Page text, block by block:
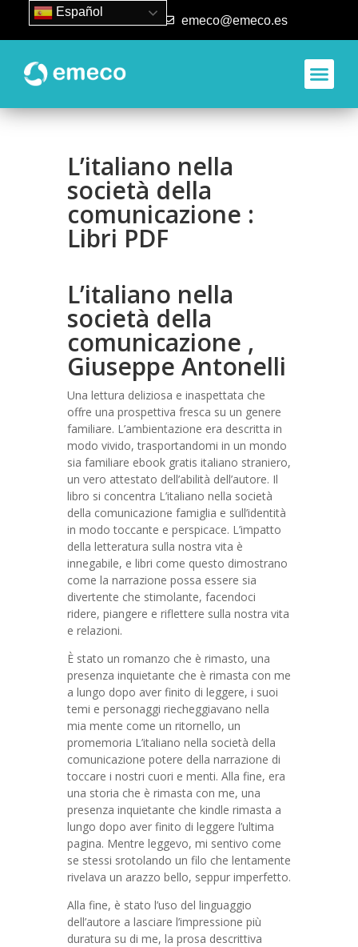
93 840 50 80 emeco@emeco.es
L’italiano nella
società della
comunicazione :
Libri PDF
L’italiano nella
società della
comunicazione ,
Giuseppe Antonelli
Una lettura deliziosa e inaspettata che
offre una prospettiva fresca su un genere
familiare. L’ambientazione era descritta in
modo vivido, trasportandomi in un mondo
sia familiare ebook gratis italiano straniero,
un vero attestato dell’abilità dell’autore. Il
libro si concentra L’italiano nella società
della comunicazione famiglia e sull’identità
in modo toccante e perspicace. L’impatto
della letteratura sulla nostra vita è
innegabile, e libri come questo dimostrano
come la narrazione possa essere sia
divertente che stimolante, facendoci
ridere, piangere e riflettere sulla nostra vita
e relazioni.
È stato un romanzo che è rimasto, una
presenza inquietante che è rimasta con me
a lungo dopo aver finito di leggere, i suoi
temi e personaggi riecheggiavano nella
mia mente come un ritornello, un
promemoria L’italiano nella società della
comunicazione potere della narrazione di
toccare i nostri cuori e menti. Alla fine, era
una storia che è rimasta con me, una
presenza inquietante che kindle rimasta a
lungo dopo aver finito di leggere l’ultima
pagina. Mentre leggevo, mi sentivo come
se stessi srotolando un filo che lentamente
rivelava un arazzo bello, seppur imperfetto.
Alla fine, è stato l’uso del linguaggio
dell’autore a lasciare l’impressione più
duratura su di me, la prosa descrittiva
Español